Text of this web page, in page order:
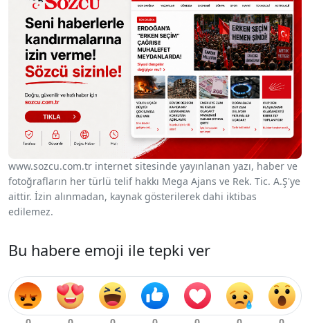
www.sozcu.com.tr internet sitesinde yayınlanan yazı, haber ve
fotoğrafların her türlü telif hakkı Mega Ajans ve Rek. Tic. A.Ş'ye
aittir. İzin alınmadan, kaynak gösterilerek dahi iktibas
edilemez.
Bu habere emoji ile tepki ver